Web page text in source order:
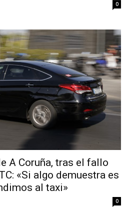
0
A Coruña, tras el fallo
«Si algo demuestra es
al taxi»
0